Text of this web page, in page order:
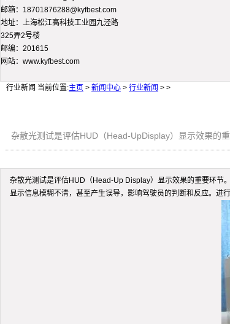
邮箱：18701876288@kyfbest.com
地址：上海松江高科技工业园九泾路
325弄2号楼
邮编：201615
网站：www.kyfbest.com
行业新闻 当前位置:主页 > 新闻中心 > 行业新闻 > >
杂散光测试是评估HUD（Head-UpDisplay）显示效果的
杂散光测试是评估HUD（Head-Up Display）显示效果的重要环节
显示信息模糊不清，甚至产生误导，影响驾驶员的判断和反应。进